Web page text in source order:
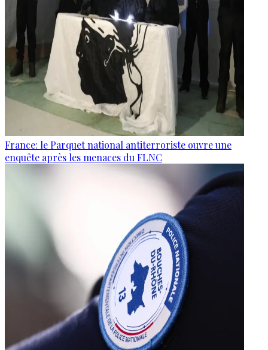
France: le Parquet national antiterroriste ouvre une
enquête après les menaces du FLNC